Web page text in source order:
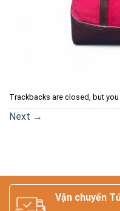
Trackbacks are closed, but you
Next →
Vận chuyển